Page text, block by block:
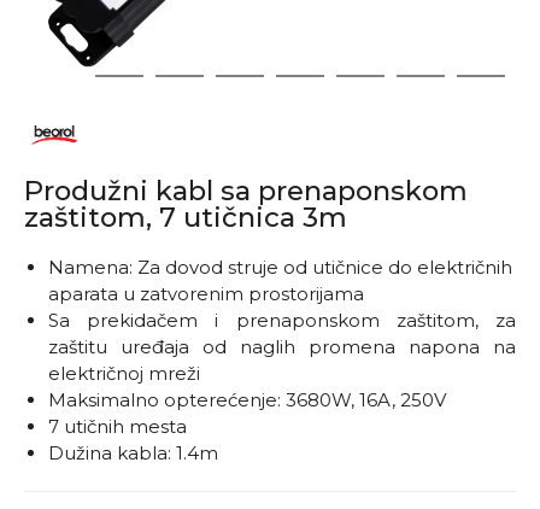
2 3 4 5 6 7 8
Produžni kabl sa prenaponskom
zaštitom, 7 utičnica 3m
Namena: Za dovod struje od utičnice do električnih
aparata u zatvorenim prostorijama
Sa prekidačem i prenaponskom zaštitom, za
zaštitu uređaja od naglih promena napona na
električnoj mreži
Maksimalno opterećenje: 3680W, 16A, 250V
7 utičnih mesta
Dužina kabla: 1.4m